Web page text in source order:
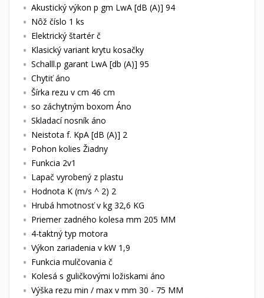
Akustický výkon p gm LwA [dB (A)] 94
Nôž číslo 1 ks
Elektrický štartér č
Klasický variant krytu kosačky
Schalll.p garant LwA [db (A)] 95
Chytiť áno
Šírka rezu v cm 46 cm
so záchytným boxom Áno
Skladací nosník áno
Neistota f. KpA [dB (A)] 2
Pohon kolies Žiadny
Funkcia 2v1
Lapač vyrobený z plastu
Hodnota K (m/s ^ 2) 2
Hrubá hmotnosť v kg 32,6 KG
Priemer zadného kolesa mm 205 MM
4-taktný typ motora
Výkon zariadenia v kW 1,9
Funkcia mulčovania č
Kolesá s guličkovými ložiskami áno
Výška rezu min / max v mm 30 - 75 MM